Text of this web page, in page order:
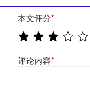
本文评分*
评论内容*